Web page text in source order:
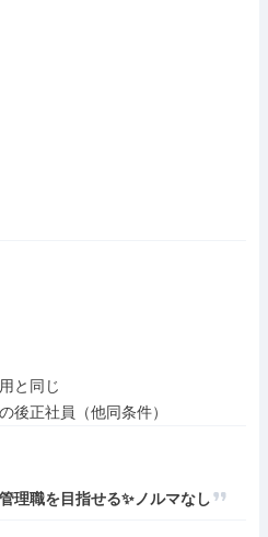
と同じ
理職を目指せる✨ノルマなし